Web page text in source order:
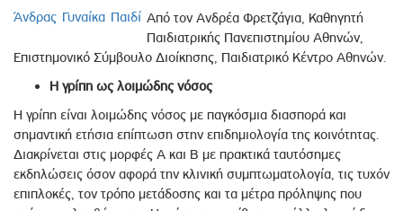
Άνδρας Γυναίκα Παιδί Από τον Ανδρέα Φρετζάγια, Καθηγητή
Παιδιατρικής Πανεπιστημίου Αθηνών,
Επιστημονικό Σύμβουλο Διοίκησης, Παιδιατρικό Κέντρο Αθηνών.
Η γρίπη ως λοιμώδης νόσος
Η γρίπη είναι λοιμώδης νόσος με παγκόσμια διασπορά και
σημαντική ετήσια επίπτωση στην επιδημιολογία της κοινότητας.
Διακρίνεται στις μορφές Α και Β με πρακτικά ταυτόσημες
εκδηλώσεις όσον αφορά την κλινική συμπτωματολογία, τις τυχόν
επιπλοκές, τον τρόπο μετάδοσης και τα μέτρα πρόληψης που